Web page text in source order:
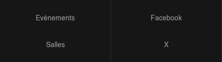
Evénements
Salles
Facebook
X